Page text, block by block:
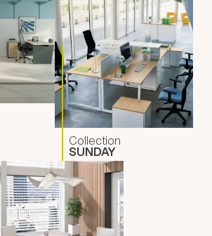
Collection
SUNDAY